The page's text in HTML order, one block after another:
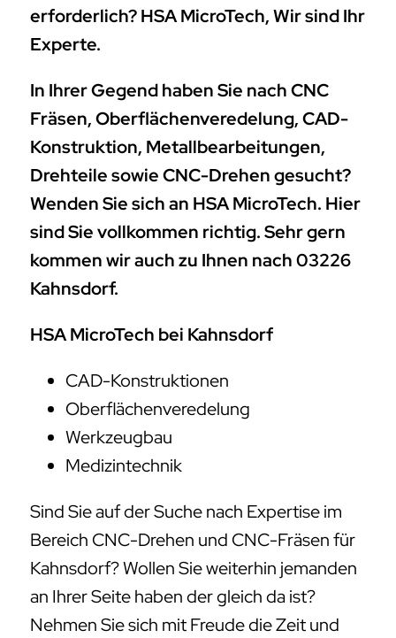
erforderlich? HSA MicroTech, Wir sind Ihr
Experte.
In Ihrer Gegend haben Sie nach CNC
Fräsen, Oberflächenveredelung, CAD-
Konstruktion, Metallbearbeitungen,
Drehteile sowie CNC-Drehen gesucht?
Wenden Sie sich an HSA MicroTech. Hier
sind Sie vollkommen richtig. Sehr gern
kommen wir auch zu Ihnen nach 03226
Kahnsdorf.
HSA MicroTech bei Kahnsdorf
CAD-Konstruktionen
Oberflächenveredelung
Werkzeugbau
Medizintechnik
Sind Sie auf der Suche nach Expertise im
Bereich CNC-Drehen und CNC-Fräsen für
Kahnsdorf? Wollen Sie weiterhin jemanden
an Ihrer Seite haben der gleich da ist?
Nehmen Sie sich mit Freude die Zeit und